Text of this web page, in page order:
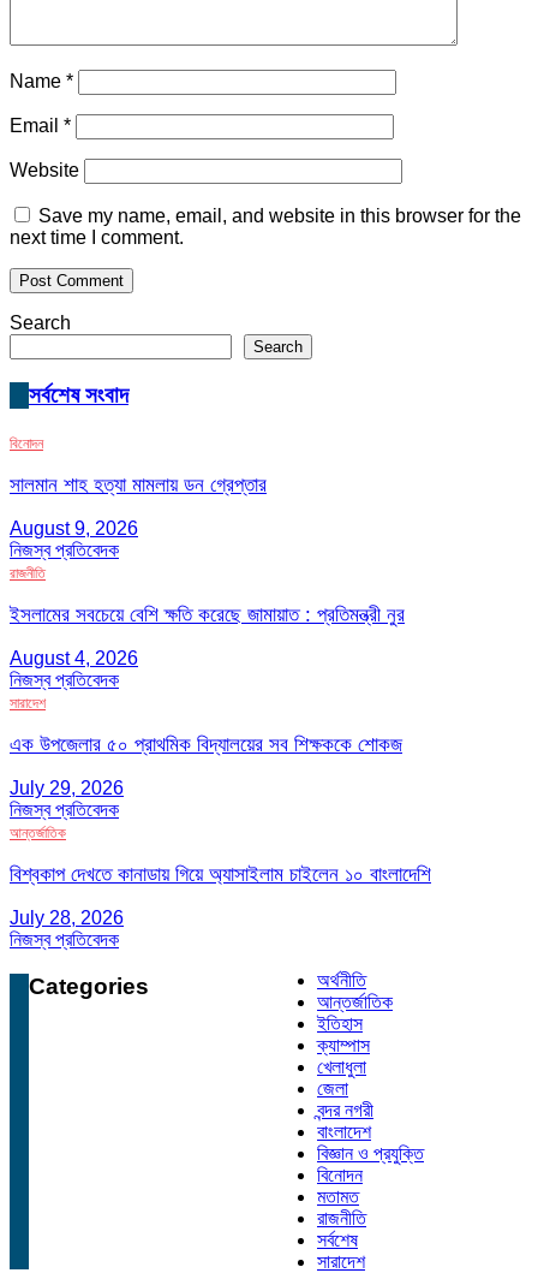
Name *
Email *
Website
Save my name, email, and website in this browser for the
next time I comment.
Search
Search
সর্বশেষ সংবাদ
বিনোদন
সালমান শাহ হত্যা মামলায় ডন গ্রেপ্তার
August 9, 2026
নিজস্ব প্রতিবেদক
রাজনীতি
ইসলামের সবচেয়ে বেশি ক্ষতি করেছে জামায়াত : প্রতিমন্ত্রী নুর
August 4, 2026
নিজস্ব প্রতিবেদক
সারাদেশ
এক উপজেলার ৫০ প্রাথমিক বিদ্যালয়ের সব শিক্ষককে শোকজ
July 29, 2026
নিজস্ব প্রতিবেদক
আন্তর্জাতিক
বিশ্বকাপ দেখতে কানাডায় গিয়ে অ্যাসাইলাম চাইলেন ১০ বাংলাদেশি
July 28, 2026
নিজস্ব প্রতিবেদক
Categories
অর্থনীতি
আন্তর্জাতিক
ইতিহাস
ক্যাম্পাস
খেলাধুলা
জেলা
বন্দর নগরী
বাংলাদেশ
বিজ্ঞান ও প্রযুক্তি
বিনোদন
মতামত
রাজনীতি
সর্বশেষ
সারাদেশ